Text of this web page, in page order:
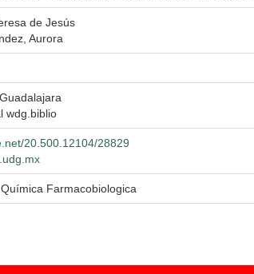
de Jesús
Aurora
wdg.biblio
20.500.12104/28829
Farmacobiologica